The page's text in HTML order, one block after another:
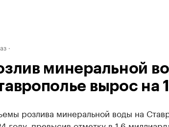
минеральной
вырос на
розлива минеральной воды на